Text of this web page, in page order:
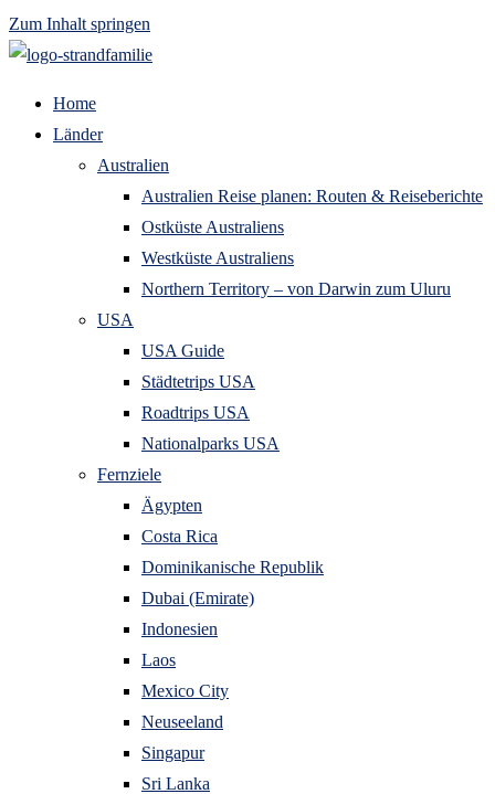
Zum Inhalt springen
Home
Länder
Australien
Australien Reise planen: Routen & Reiseberichte
Ostküste Australiens
Westküste Australiens
Northern Territory – von Darwin zum Uluru
USA
USA Guide
Städtetrips USA
Roadtrips USA
Nationalparks USA
Fernziele
Ägypten
Costa Rica
Dominikanische Republik
Dubai (Emirate)
Indonesien
Laos
Mexico City
Neuseeland
Singapur
Sri Lanka